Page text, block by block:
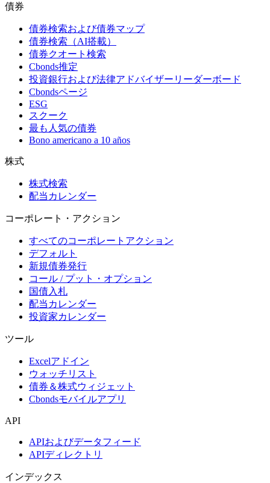
債券
債券検索および債券マップ
債券検索（AI搭載）
債券クオート検索
Cbonds推定
投資銀行および法律アドバイザーリーダーボード
Cbondsページ
ESG
スクーク
最も人気の債券
Bono americano a 10 años
株式
株式検索
配当カレンダー
コーポレート・アクション
すべてのコーポレートアクション
デフォルト
新規債券発行
コール / プット・オプション
国債入札
配当カレンダー
投資家カレンダー
ツール
Excelアドイン
ウォッチリスト
債券＆株式ウィジェット
Cbondsモバイルアプリ
API
APIおよびデータフィード
APIディレクトリ
インデックス